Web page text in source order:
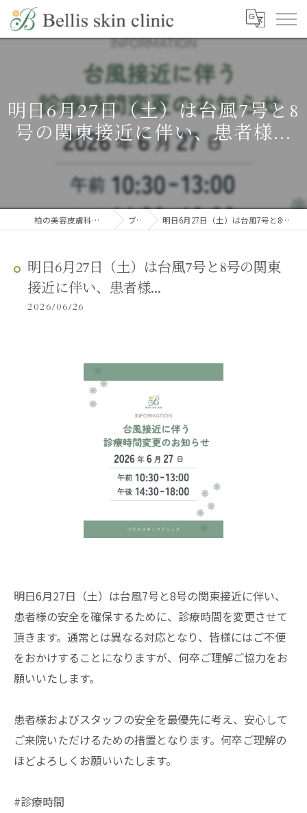
明日6月27日（土）は台風7号と8
号の関東接近に伴い、患者様...
柏の美容皮膚科ならBellis skin clinic ブログ 明日6月27日（土）は台風7号と8号の関東接近に伴い、患者様...
明日6月27日（土）は台風7号と8号の関東
接近に伴い、患者様...
2026/06/26
明日6月27日（土）は台風7号と8号の関東接近に伴い、
患者様の安全を確保するために、診療時間を変更させて
頂きます。通常とは異なる対応となり、皆様にはご不便
をおかけすることになりますが、何卒ご理解ご協力をお
願いいたします。
患者様およびスタッフの安全を最優先に考え、安心して
ご来院いただけるための措置となります。何卒ご理解の
ほどよろしくお願いいたします。
#診療時間